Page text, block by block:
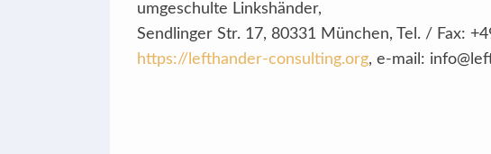
umgeschulte Linkshänder,
Sendlinger Str. 17, 80331 München, Tel. / Fax:
https://lefthander-consulting.org, e-mail: